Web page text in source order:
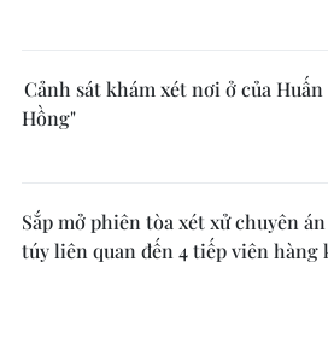
Cảnh sát khám xét nơi ở của Huấn
Hồng"
Sắp mở phiên tòa xét xử chuyên
túy liên quan đến 4 tiếp viên hàng